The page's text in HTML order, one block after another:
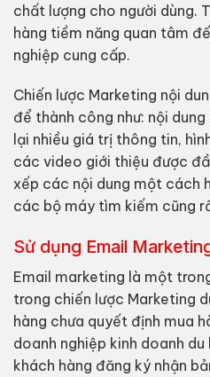
chất lượng cho người dùng.
hàng tiềm năng quan tâm
nghiệp cung cấp.
Chiến lược Marketing nội
để thành công như: nội
lại nhiều giá trị thông tin,
các video giới thiệu được
xếp các nội dung một cách
các bộ máy tìm kiếm cũng
Sử dụng Email
Email marketing là một
trong chiến lược Marketing
hàng chưa quyết định mua
doanh nghiệp kinh doanh
khách hàng đăng ký nhận